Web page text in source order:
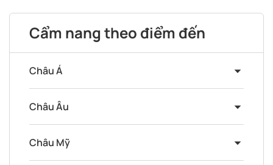
Cẩm nang theo điểm đến
Châu Á
Châu Âu
Châu Mỹ